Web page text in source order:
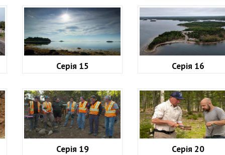
Серія 15 Серія 16
Серія 19 Серія 20